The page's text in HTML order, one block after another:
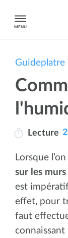
MENU
Guideplatre
Lecture
Lorsque
sur les murs
est
effet, pour
faut
connaissant